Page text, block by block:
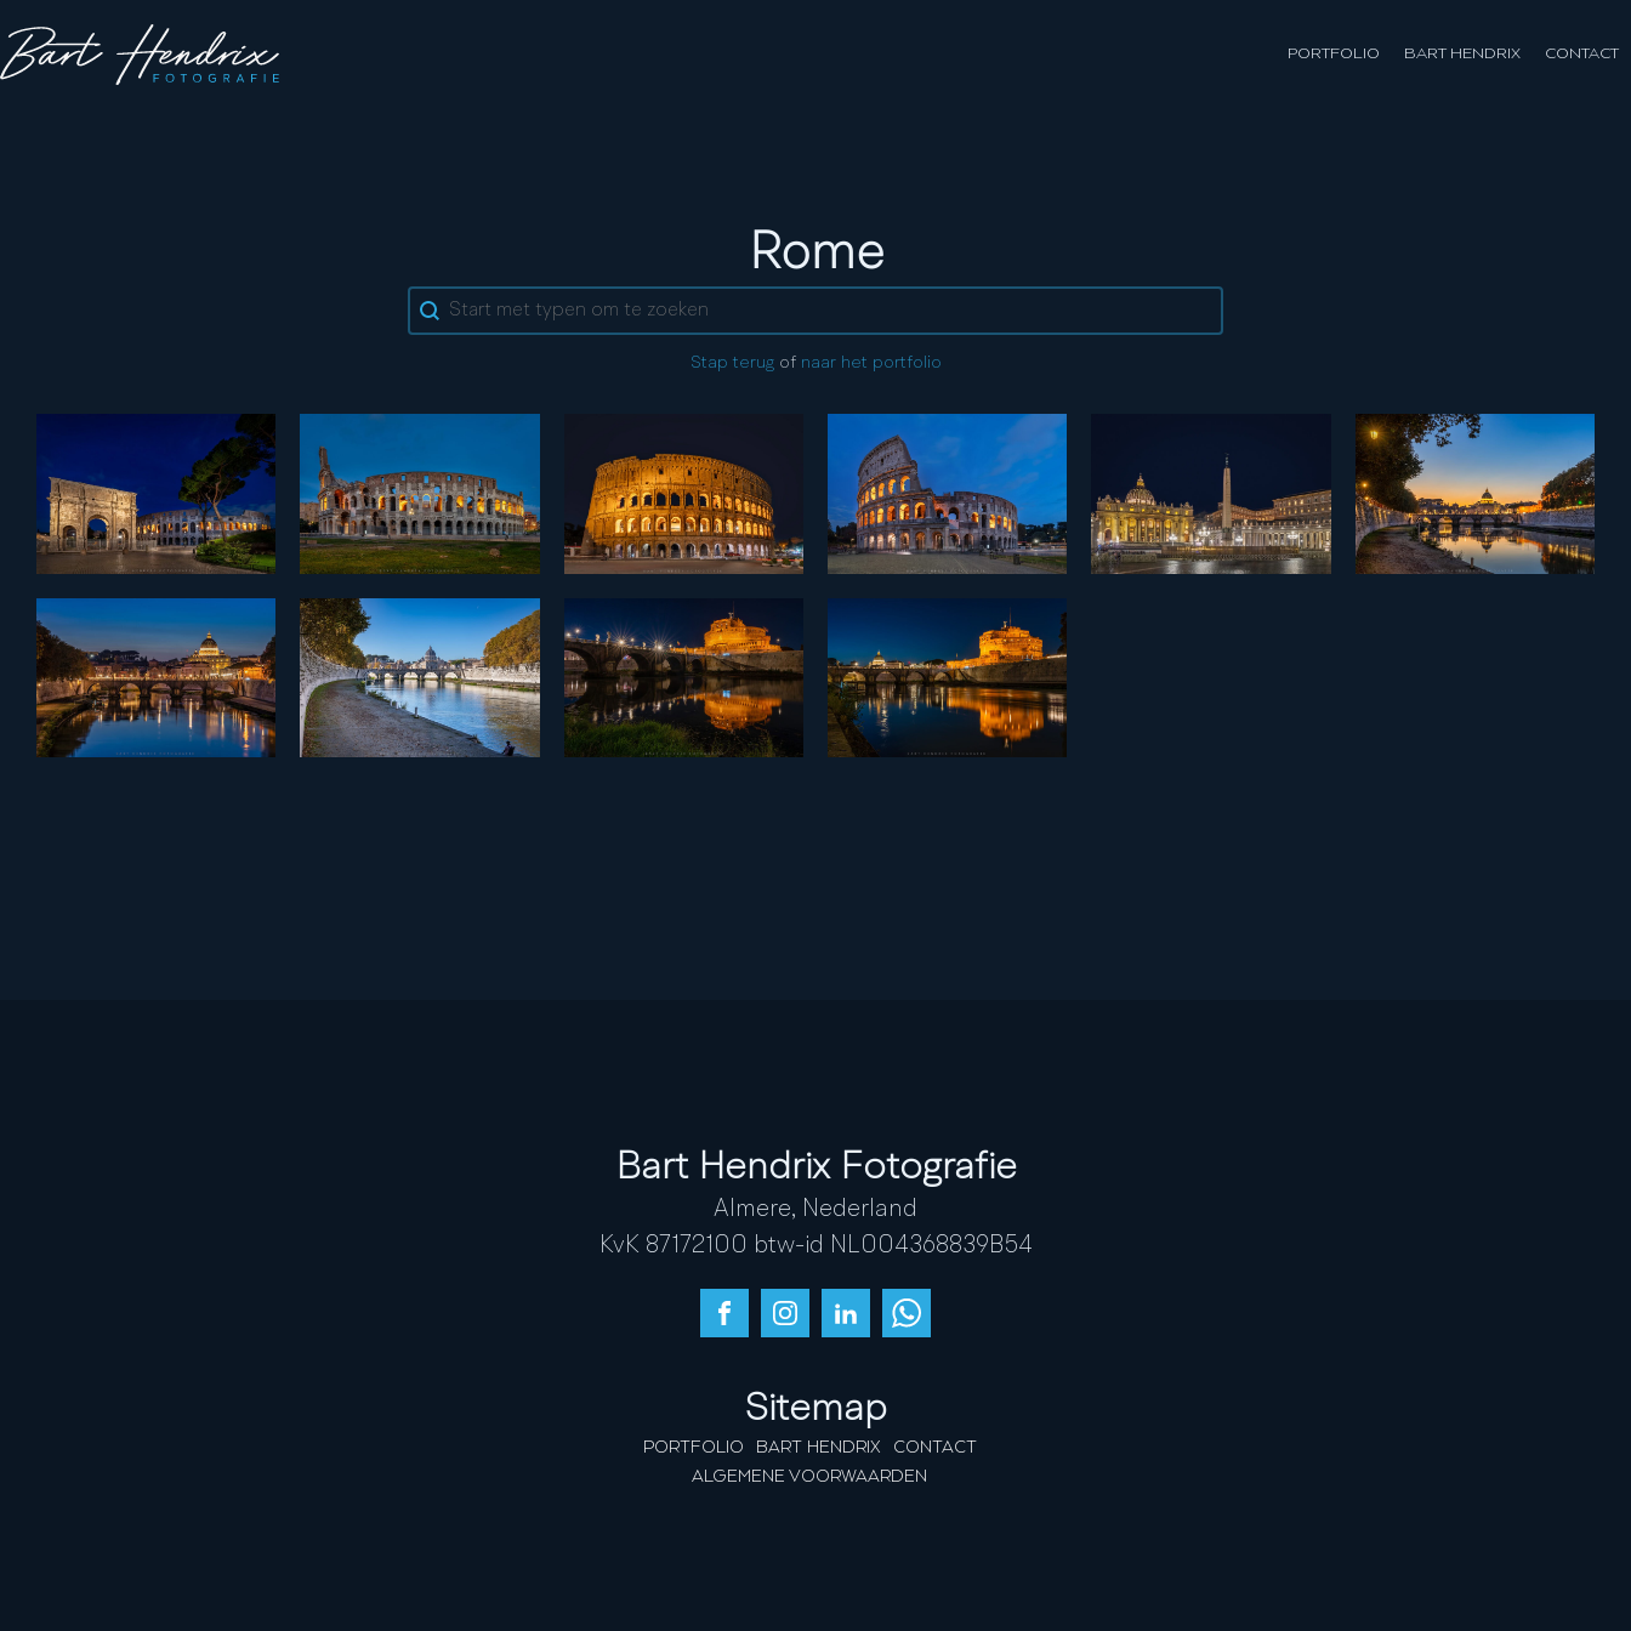
PORTFOLIO BART HENDRIX CONTACT
Stad:
Rome
Search content
Stap terugof naar het portfolio
Bart Hendrix Fotografie
Almere, Nederland
KvK 87172100 btw-id NL004368839B54
Sitemap
PORTFOLIO BART HENDRIX
CONTACT
ALGEMENE VOORWAARDEN